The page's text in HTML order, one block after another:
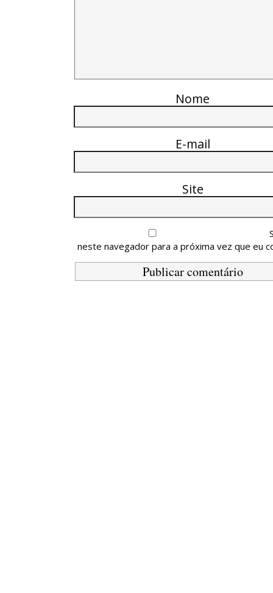
Nome
E-mail
Site
neste navegador para a próxima vez que eu